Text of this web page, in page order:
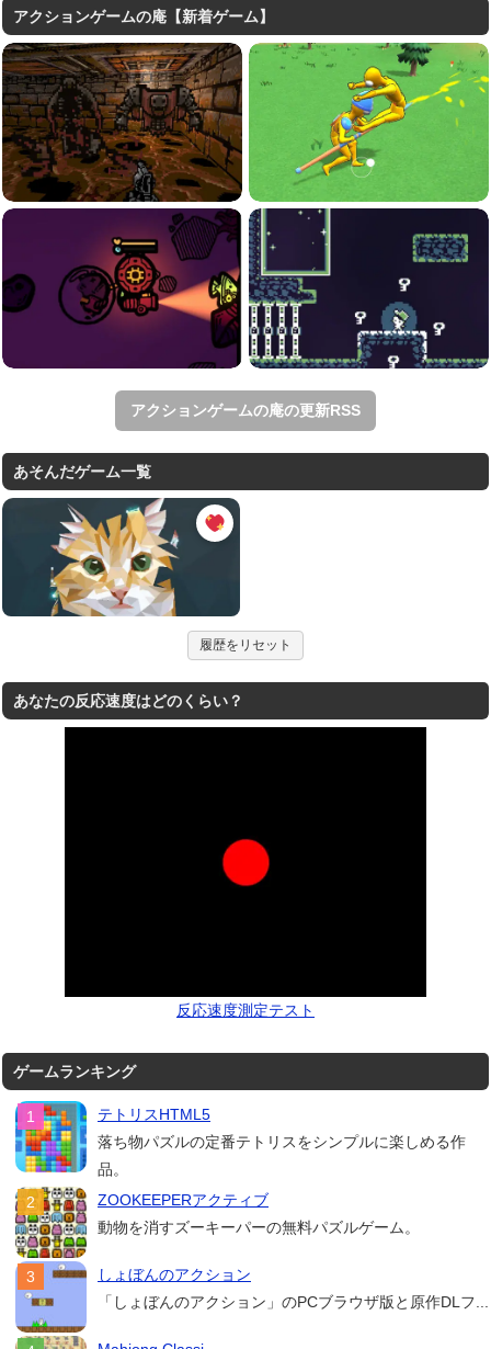
アクションゲームの庵【新着ゲーム】
アクションゲームの庵の更新RSS
あそんだゲーム一覧
履歴をリセット
あなたの反応速度はどのくらい？
反応速度測定テスト
ゲームランキング
テトリスHTML5
落ち物パズルの定番テトリスをシンプルに楽しめる作
品。
ZOOKEEPERアクティブ
動物を消すズーキーパーの無料パズルゲーム。
しょぼんのアクション
「しょぼんのアクション」のPCブラウザ版と原作DLフ...